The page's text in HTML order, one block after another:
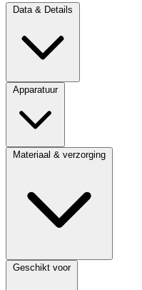
Data & Details
Apparatuur
Materiaal & verzorging
Geschikt voor